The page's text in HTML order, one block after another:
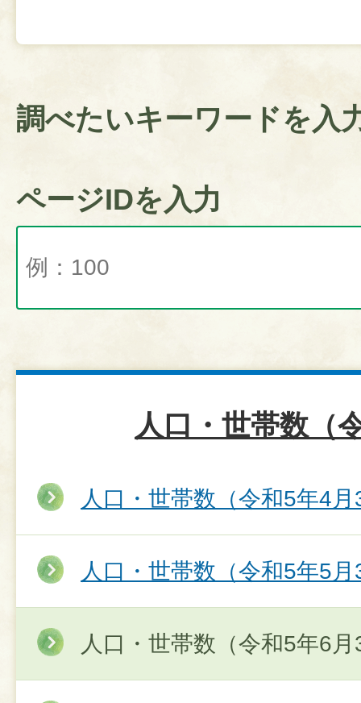
調べたいキーワードを入
ページIDを入力
人口・世帯数（
人口・世帯数（令和5年4
人口・世帯数（令和5年5
人口・世帯数（令和5年6